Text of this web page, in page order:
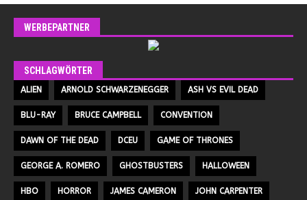
WERBEPARTNER
SCHLAGWÖRTER
ALIEN ARNOLD SCHWARZENEGGER ASH VS EVIL DEAD
BLU-RAY BRUCE CAMPBELL CONVENTION
DAWN OF THE DEAD DCEU GAME OF THRONES
GEORGE A. ROMERO GHOSTBUSTERS HALLOWEEN
HBO HORROR JAMES CAMERON JOHN CARPENTER